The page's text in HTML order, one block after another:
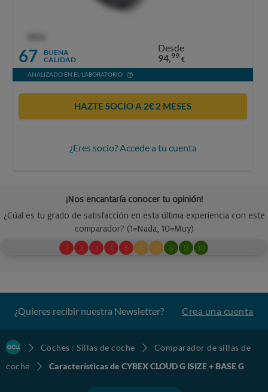
67
BUENA
CALIDAD
Desde
94,99 €
ANALIZADO EN EL LABORATORIO
HAZTE SOCIO A 2€ 2 MESES
¿Eres socio? Accede a tu cuenta
¿Quieres recibir nuestra Newsletter? Crea una cuenta
Coches : Sillas de coche
Comparador de sillas de
coche
Características de CYBEX CLOUD G ISIZE + BASE G